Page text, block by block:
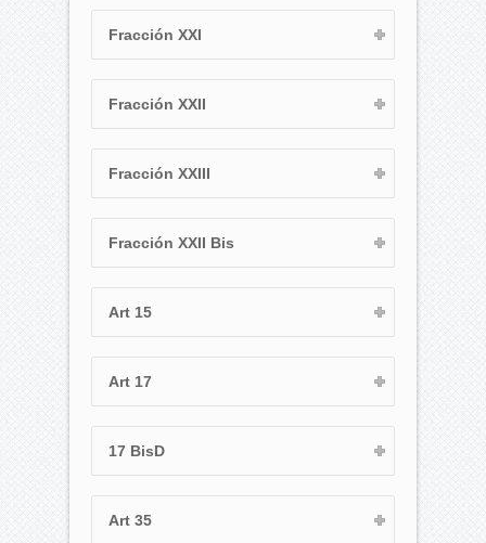
Fracción XXI
Fracción XXII
Fracción XXIII
Fracción XXII Bis
Art 15
Art 17
17 BisD
Art 35